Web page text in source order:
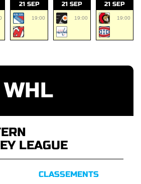
21 SEP
19:00
21 SEP
19:00
21 SEP
19:00
WHL
LEAGUE
CLASSEMENTS